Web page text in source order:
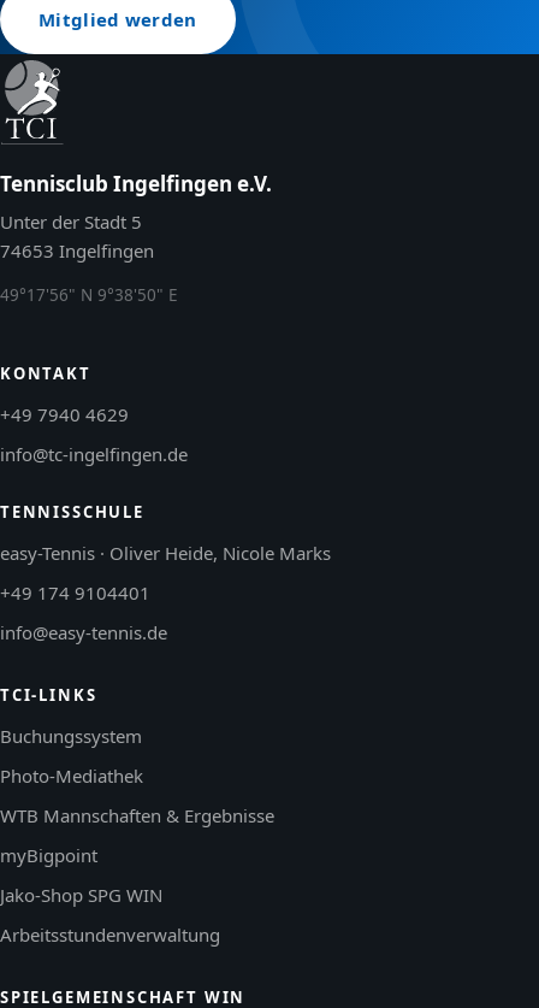
Mitglied werden
Tennisclub Ingelfingen e.V.
Unter der Stadt 5
74653 Ingelfingen
49°17'56" N 9°38'50" E
KONTAKT
+49 7940 4629
info@tc-ingelfingen.de
TENNISSCHULE
easy-Tennis · Oliver Heide, Nicole Marks
+49 174 9104401
info@easy-tennis.de
TCI-LINKS
Buchungssystem
Photo-Mediathek
WTB Mannschaften & Ergebnisse
myBigpoint
Jako-Shop SPG WIN
Arbeitsstundenverwaltung
SPIELGEMEINSCHAFT WIN